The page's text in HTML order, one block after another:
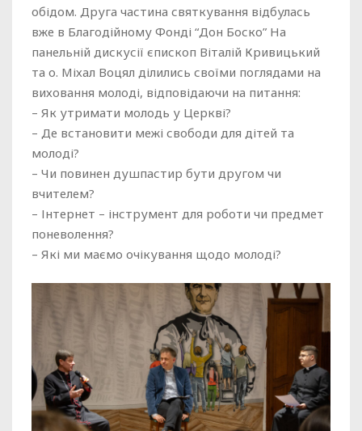
обідом. Друга частина святкування відбулась
вже в Благодійному Фонді “Дон Боско” На
панельній дискусії єпископ Віталій Кривицький
та о. Міхал Воцял ділились своїми поглядами на
виховання молоді, відповідаючи на питання:
– Як утримати молодь у Церкві?
– Де встановити межі свободи для дітей та
молоді?
– Чи повинен душпастир бути другом чи
вчителем?
– Інтернет – інструмент для роботи чи предмет
поневолення?
– Які ми маємо очікування щодо молоді?